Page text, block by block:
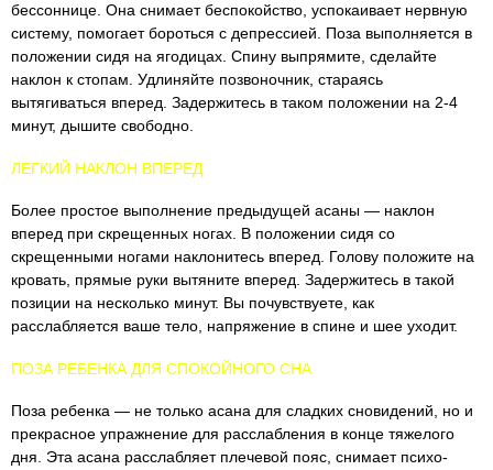
бессоннице. Она снимает беспокойство, успокаивает нервную
систему, помогает бороться с депрессией. Поза выполняется в
положении сидя на ягодицах. Спину выпрямите, сделайте
наклон к стопам. Удлиняйте позвоночник, стараясь
вытягиваться вперед. Задержитесь в таком положении на 2-4
минут, дышите свободно.
ЛЕГКИЙ НАКЛОН ВПЕРЕД
Более простое выполнение предыдущей асаны — наклон
вперед при скрещенных ногах. В положении сидя со
скрещенными ногами наклонитесь вперед. Голову положите на
кровать, прямые руки вытяните вперед. Задержитесь в такой
позиции на несколько минут. Вы почувствуете, как
расслабляется ваше тело, напряжение в спине и шее уходит.
ПОЗА РЕБЕНКА ДЛЯ СПОКОЙНОГО СНА
Поза ребенка — не только асана для сладких сновидений, но и
прекрасное упражнение для расслабления в конце тяжелого
дня. Эта асана расслабляет плечевой пояс, снимает психо-